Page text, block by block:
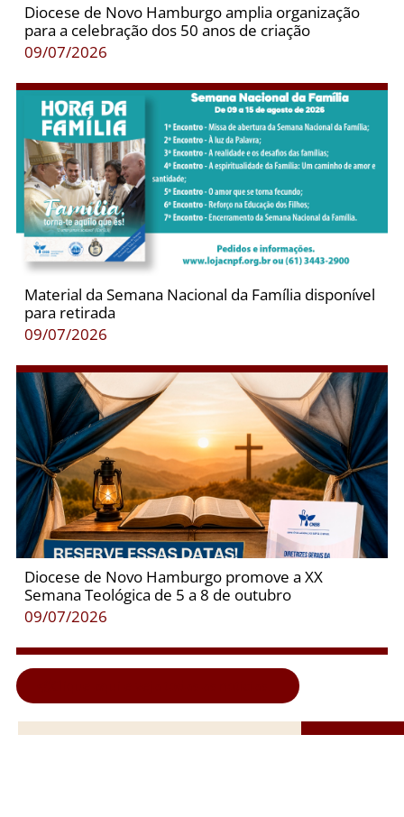
Diocese de Novo Hamburgo amplia organização
para a celebração dos 50 anos de criação
09/07/2026
Material da Semana Nacional da Família disponível
para retirada
09/07/2026
Diocese de Novo Hamburgo promove a XX
Semana Teológica de 5 a 8 de outubro
09/07/2026